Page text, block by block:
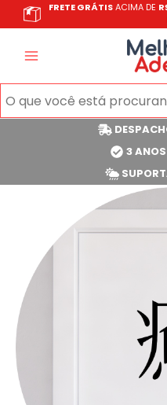
para
FRETE GRÁTISACIMA DE
3